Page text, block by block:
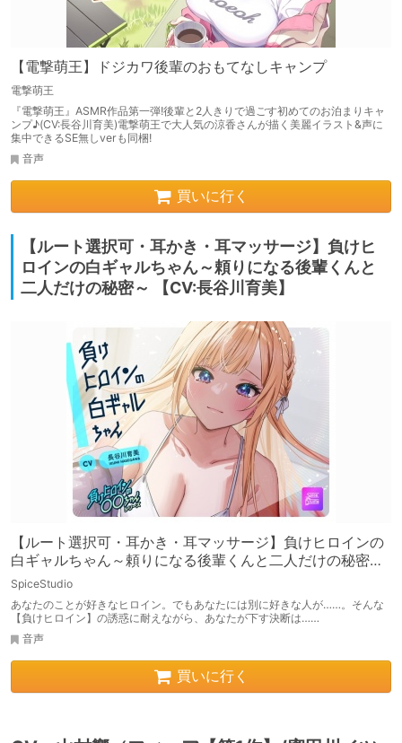
【電撃萌王】ドジカワ後輩のおもてなしキャンプ
電撃萌王
『電撃萌王』ASMR作品第一弾!後輩と2人きりで過ごす初めてのお泊まりキャ
ンプ♪(CV:長谷川育美)電撃萌王で大人気の涼香さんが描く美麗イラスト&声に
集中できるSE無しverも同梱!
音声
買いに行く
【ルート選択可・耳かき・耳マッサージ】負けヒ
ロインの白ギャルちゃん～頼りになる後輩くんと
二人だけの秘密～ 【CV:長谷川育美】
【ルート選択可・耳かき・耳マッサージ】負けヒロインの
白ギャルちゃん～頼りになる後輩くんと二人だけの秘密～
【CV:長谷川育美】
SpiceStudio
あなたのことが好きなヒロイン。でもあなたには別に好きな人が……。そんな
【負けヒロイン】の誘惑に耐えながら、あなたが下す決断は……
音声
買いに行く